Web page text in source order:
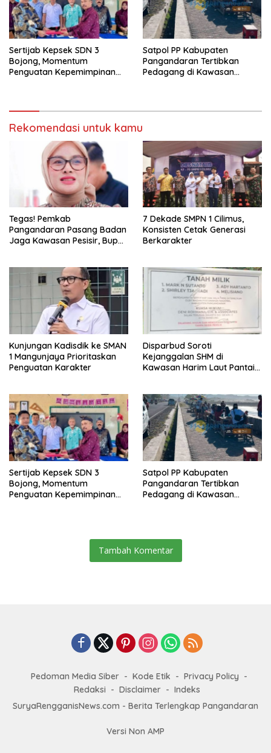
Sertijab Kepsek SDN 3
Bojong, Momentum
Penguatan Kepemimpinan
Satpol PP Kabupaten
Pangandaran Tertibkan
Pedagang di Kawasan
Rekomendasi untuk kamu
Tegas! Pemkab
Pangandaran Pasang Badan
Jaga Kawasan Pesisir, Bupati
7 Dekade SMPN 1 Cilimus,
Konsisten Cetak Generasi
Berkarakter
Kunjungan Kadisdik ke SMAN
1 Mangunjaya Prioritaskan
Penguatan Karakter
Disparbud Soroti
Kejanggalan SHM di
Kawasan Harim Laut Pantai
Sertijab Kepsek SDN 3
Bojong, Momentum
Penguatan Kepemimpinan
Satpol PP Kabupaten
Pangandaran Tertibkan
Pedagang di Kawasan
Tambah Komentar
Pedoman Media Siber Kode Etik
Privacy Policy
Redaksi
Disclaimer
Indeks
SuryaRengganisNews.com - Berita Terlengkap Pangandaran
Versi Non AMP